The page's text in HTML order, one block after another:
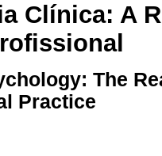
Clínica: A
The
Practice